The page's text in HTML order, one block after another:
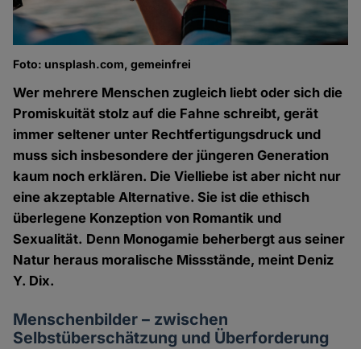
Foto: unsplash.com, gemeinfrei
Wer mehrere Menschen zugleich liebt oder sich die
Promiskuität stolz auf die Fahne schreibt, gerät
immer seltener unter Rechtfertigungsdruck und
muss sich insbesondere der jüngeren Generation
kaum noch erklären. Die Vielliebe ist aber nicht nur
eine akzeptable Alternative. Sie ist die ethisch
überlegene Konzeption von Romantik und
Sexualität. Denn Monogamie beherbergt aus seiner
Natur heraus moralische Missstände, meint Deniz
Y. Dix.
Menschenbilder – zwischen
Selbstüberschätzung und Überforderung